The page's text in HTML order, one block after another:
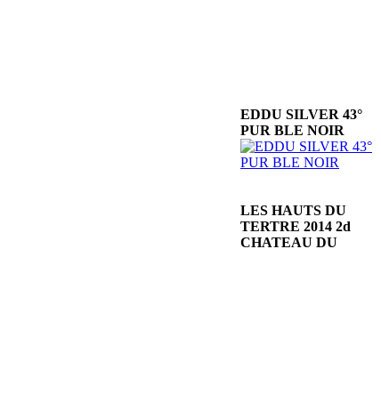
EDDU SILVER 43°
PUR BLE NOIR
LES HAUTS DU
TERTRE 2014 2d
CHATEAU DU
TERTRE